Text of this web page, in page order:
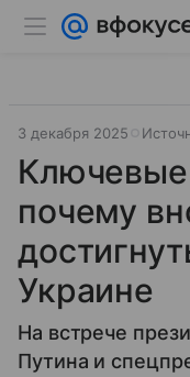
3 декабря 2025
Ключевые
почему
Украине
На встрече
Путина и